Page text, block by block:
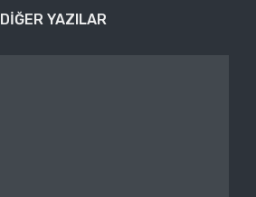
DIĞER YAZILAR